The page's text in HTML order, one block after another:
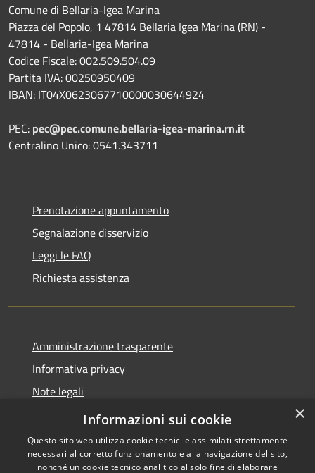
Comune di Bellaria-Igea Marina
Piazza del Popolo, 1 47814 Bellaria Igea Marina (RN) -
47814 - Bellaria-Igea Marina
Codice Fiscale: 002.509.504.09
Partita IVA: 00250950409
IBAN: IT04X0623067710000030644924
PEC: pec@pec.comune.bellaria-igea-marina.rn.it
Centralino Unico: 0541.343711
Prenotazione appuntamento
Segnalazione disservizio
Leggi le FAQ
Richiesta assistenza
Amministrazione trasparente
Informativa privacy
Note legali
Dichiarazione di accessibilità
×
Informazioni sui cookie
Questo sito web utilizza cookie tecnici e assimilati strettamente
necessari al corretto funzionamento e alla navigazione del sito,
nonché un cookie tecnico analitico al solo fine di elaborare